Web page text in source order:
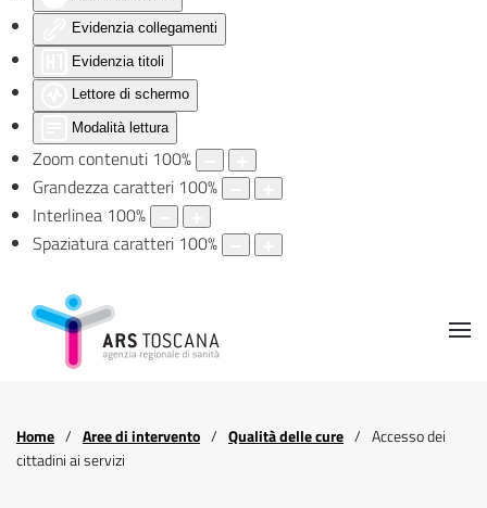
Evidenzia collegamenti
Evidenzia titoli
Lettore di schermo
Modalità lettura
Zoom contenuti 100%
Grandezza caratteri 100%
Interlinea 100%
Spaziatura caratteri 100%
Home Aree di intervento Qualità delle cure
Accesso dei
cittadini ai servizi